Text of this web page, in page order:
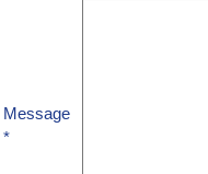
Message
*